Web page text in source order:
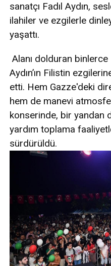
sanatçı Fadıl Aydın,
ilahiler ve ezgilerle
yaşattı.
Alanı dolduran binlerce
Aydın’ın Filistin
etti. Hem Gazze'deki
hem de manevi
konserinde, bir yandan
yardım toplama
sürdürüldü.